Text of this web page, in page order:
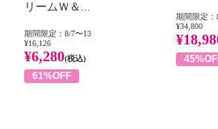
リームＷ＆...
期間限定：8/7〜13
¥16,126
¥6,280(税込)
61%OFF
期間限定：
¥34,800